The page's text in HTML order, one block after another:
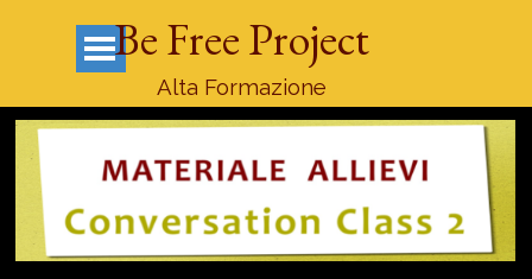
Salta menù
Alta Formazione
Be Free Project